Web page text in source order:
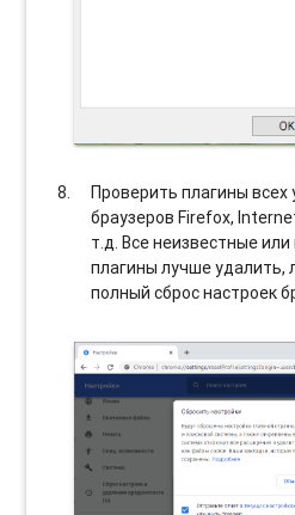
Проверить плагины всех
браузеров Firefox,
т.д. Все неизвестные
плагины лучше удалить,
полный сброс настроек